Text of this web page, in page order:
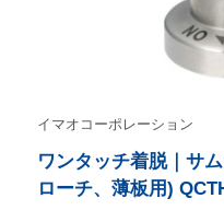
イマオコーポレーション
ワンタッチ着脱｜サ
ローチ、薄板用)